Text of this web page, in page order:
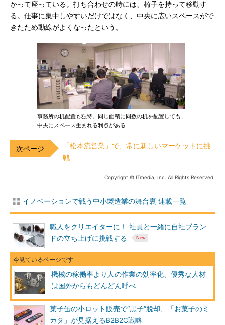
かって座っている。打ち合わせの時には、椅子を持って移動す
る。仕事に集中しやすいだけではなく、中央に広いスペースがで
きたため動線がよくなったという。
事務所の机配置も独特。同じ面積に同数の机を配置しても、
中央にスペース生まれる利点がある
「松本流営業」で、常に新しいマーケットに挑
戦
Copyright © ITmedia, Inc. All Rights Reserved.
イノベーションで戦う中小製造業の舞台裏 連載一覧
職人をクリエイターに！ 社員と一緒に自社ブラン
ドの立ち上げに挑戦する
機械の稼働率より人の作業の効率化、優秀な人材
は国外からもどんどん呼べ
菓子缶の小ロット販売で“黒子”脱却、「お菓子のミ
カタ」が見据えるB2B2C戦略